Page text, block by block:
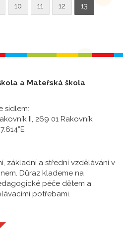
10 11 12 13
a Mateřská škola
sídlem:
II, 269 01 Rakovník
základní a střední vzdělávání v
Důraz klademe na
péče dětem a
potřebami.